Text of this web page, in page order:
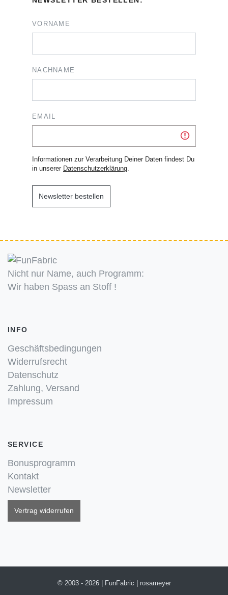
VORNAME
NACHNAME
EMAIL
Informationen zur Verarbeitung Deiner Daten findest Du
in unserer Datenschutzerklärung.
Newsletter bestellen
Nicht nur Name, auch Programm:
Wir haben Spass an Stoff !
INFO
Geschäftsbedingungen
Widerrufsrecht
Datenschutz
Zahlung, Versand
Impressum
SERVICE
Bonusprogramm
Kontakt
Newsletter
Vertrag widerrufen
© 2003 - 2026 | FunFabric | rosameyer